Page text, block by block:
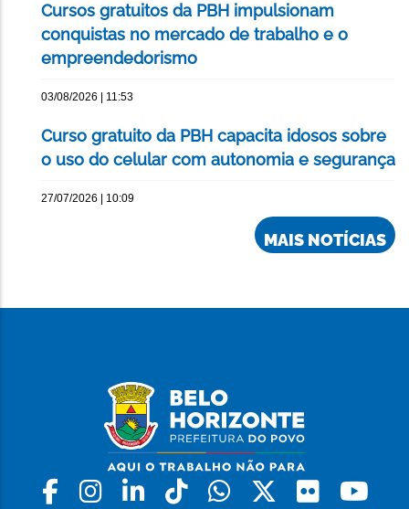
Cursos gratuitos da PBH impulsionam
conquistas no mercado de trabalho e o
empreendedorismo
03/08/2026 | 11:53
Curso gratuito da PBH capacita idosos sobre
o uso do celular com autonomia e segurança
27/07/2026 | 10:09
MAIS NOTÍCIAS
Facebook
Instagram
LinkedinTiktokWhatsapp
X Flickr